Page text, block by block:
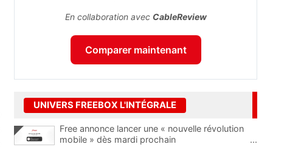
En collaboration avec CableReview
Comparer maintenant
UNIVERS FREEBOX L'INTÉGRALE
Free annonce lancer une « nouvelle révolution
mobile » dès mardi prochain
...